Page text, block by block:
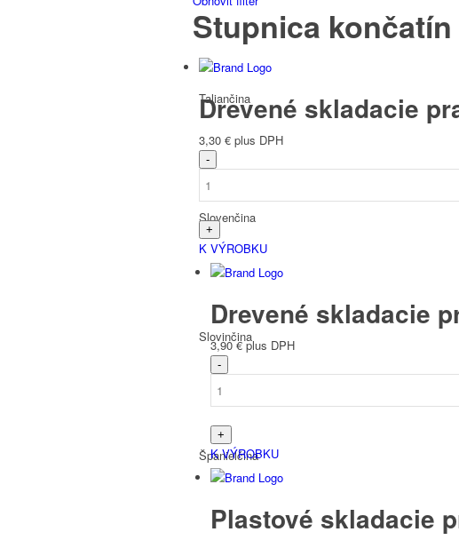
Taliančina
Slovenčina
Slovinčina
Španielčina
Stupnica končatín
Drevené skladacie
3,30 € plus DPH
K VÝROBKU
Drevené skladacie
3,90€ plus DPH
K VÝROBKU
Plastové skladacie